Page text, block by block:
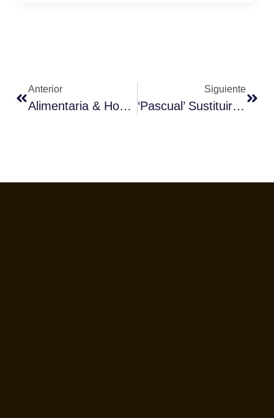
Anterior
Alimentaria & Hostelco Y Hostelería De España Se Alían Para Impulsar Y Reactivar El Sector
Siguiente
‘Pascual’ Sustituirá A Finales De 2022 El Proceso De Torrefactado En Toda Su Gama De Cafés